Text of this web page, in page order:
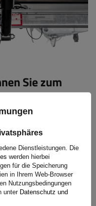
Sie zum
Dienstleistungen. Die
werden hierbei
für die Speicherung
in Ihrem Web-Browser
Nutzungsbedingungen
unter Datenschutz und